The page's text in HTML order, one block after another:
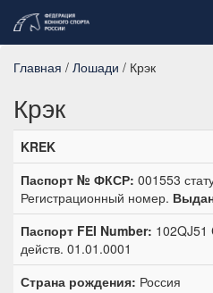
Главная / Лошади / Крэк
Крэк
KREK
Паспорт № ФКСР: 001553
Регистрационный номер.
Паспорт FEI Number: 102QJ51
действ. 01.01.0001
Страна рождения: Россия